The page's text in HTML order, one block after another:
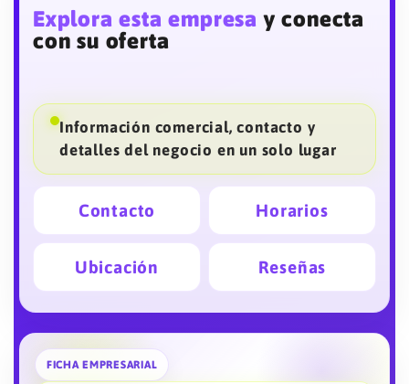
Explora esta empresa y conecta
con su oferta
Información comercial, contacto y
detalles del negocio en un solo lugar
Contacto Horarios
Ubicación Reseñas
FICHA EMPRESARIAL